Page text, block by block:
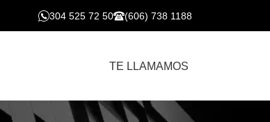
304 525 72 50 (606) 738 1188
TE LLAMAMOS